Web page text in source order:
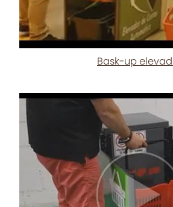
Bask-up